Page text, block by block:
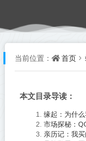
当前位置： 首页
本文目录导读：
缘起：为什
市场探秘：
亲历记：我